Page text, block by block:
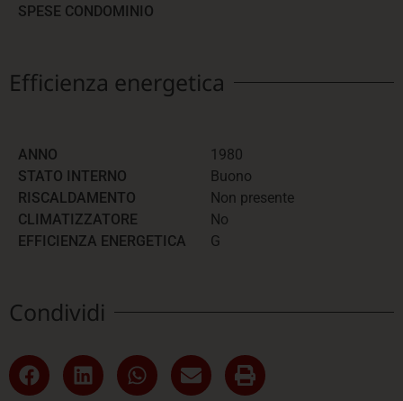
SPESE CONDOMINIO
Efficienza energetica
ANNO
STATO INTERNO
RISCALDAMENTO
CLIMATIZZATORE
EFFICIENZA ENERGETICA
1980
Buono
Non presente
No
G
Condividi